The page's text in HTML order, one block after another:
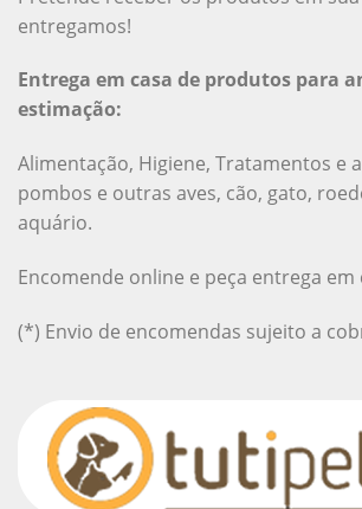
entregamos!
Entrega em casa de produtos para
estimação:
Alimentação, Higiene, Tratamentos e
pombos e outras aves, cão, gato,
aquário.
Encomende online e peça entrega em
(*) Envio de encomendas sujeito a